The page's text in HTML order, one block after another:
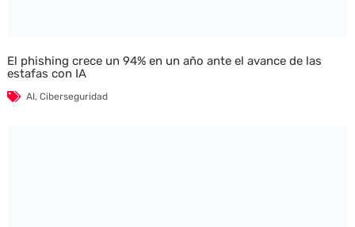
El phishing crece un 94% en un año ante el avance de las
estafas con IA
AI, Ciberseguridad